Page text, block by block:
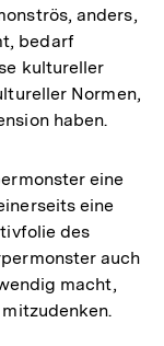
anders,
bedarf
kultureller
Normen,
haben.
eine
eine
des
auch
macht,